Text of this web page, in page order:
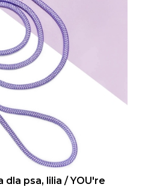
psa, lilia / YOU're